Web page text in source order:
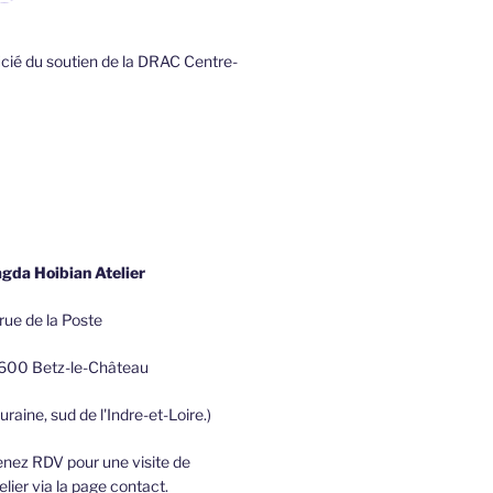
du soutien de la DRAC Centre-
Hoibian Atelier
de la Poste
Betz-le-Château
sud de l'Indre-et-Loire.)
RDV pour une visite de
via la page contact.